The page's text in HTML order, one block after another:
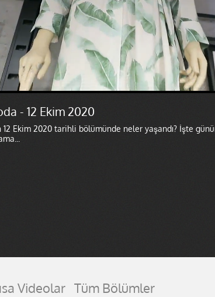
- 12 Ekim 2020
12 Ekim 2020 tarihli bölümünde neler yaşandı? İşte
Videolar Tüm Bölümler